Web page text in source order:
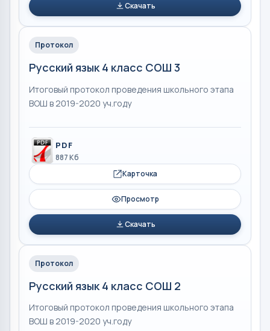
Скачать
Протокол
Русский язык 4 класс СОШ 3
Итоговый протокол проведения школьного этапа
ВОШ в 2019-2020 уч.году
PDF
887 Кб
Карточка
Просмотр
Скачать
Протокол
Русский язык 4 класс СОШ 2
Итоговый протокол проведения школьного этапа
ВОШ в 2019-2020 уч.году